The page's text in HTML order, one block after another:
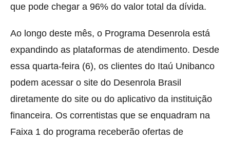
que pode chegar a 96% do valor total da dívida.
Ao longo deste mês, o Programa Desenrola está
expandindo as plataformas de atendimento. Desde
essa quarta-feira (6), os clientes do Itaú Unibanco
podem acessar o site do Desenrola Brasil
diretamente do site ou do aplicativo da instituição
financeira. Os correntistas que se enquadram na
Faixa 1 do programa receberão ofertas de